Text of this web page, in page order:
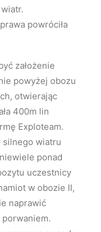
powróciła
założenie
powyżej obozu
otwierając
400m lin
Exploteam.
silnego wiatru
ponad
uczestnicy
w obozie II,
naprawić